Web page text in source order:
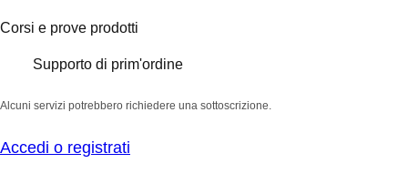
Corsi e prove prodotti
Supporto di prim'ordine
Alcuni servizi potrebbero richiedere una sottoscrizione.
Accedi o registrati